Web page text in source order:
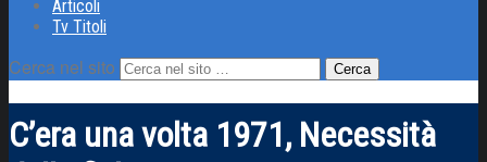
Articoli
Tv Titoli
Cerca nel sito
C’era una volta 1971, Necessità